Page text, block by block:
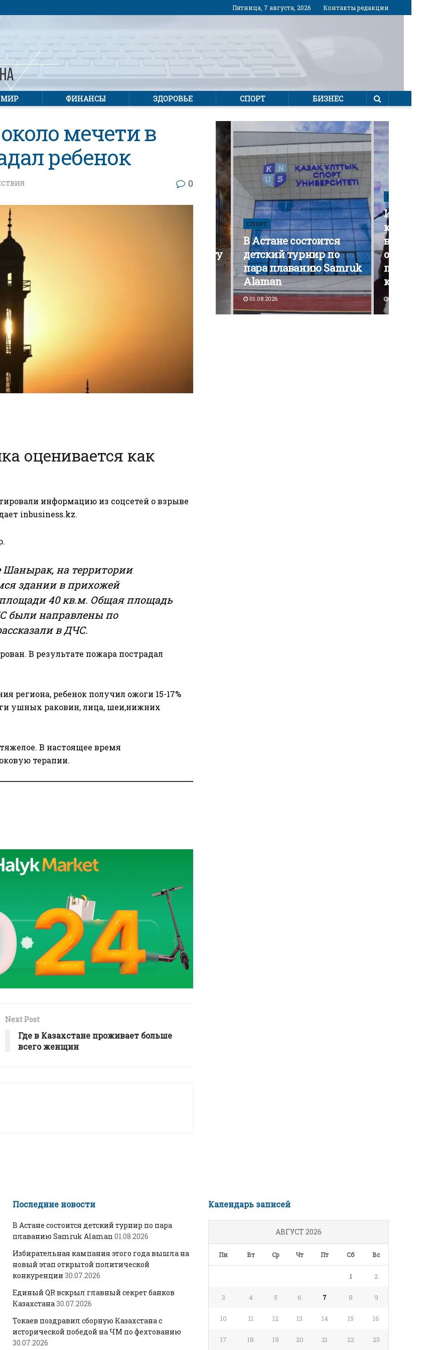
Пятница, 7 августа, 2026 Контакты редакции
МИР ФИНАНСЫ ЗДОРОВЬЕ СПОРТ БИЗНЕС
мечети в
ребенок
0
оценивается как
информацию из соцсетей о взрыве
inbusiness.kz.
Шанырак, на территории
здании в прихожей
40 кв.м. Общая площадь
были направлены по
в ДЧС.
В результате пожара пострадал
региона, ребенок получил ожоги 15-17%
ушных раковин, лица, шеи,нижних
В настоящее время
терапии.
Next Post
Где в Казахстане проживает больше
всего женщин
Wildberries начал охоту
СПОРТ
В Астане состоится
детский турнир по
пара плаванию Samruk
Alaman
01.08.2026
ПОЛИТИКА
кампания
вышла на
открытой
30.07.2026
Последние новости
В Астане состоится детский турнир по пара
плаванию Samruk Alaman 01.08.2026
Избирательная кампания этого года вышла на
новый этап открытой политической
конкуренции 30.07.2026
Единый QR вскрыл главный секрет банков
Казахстана30.07.2026
Токаев поздравил сборную Казахстана с
исторической победой на ЧМ по фехтованию
30.07.2026
Календарь записей
АВГУСТ 2026
Пн Вт Ср Чт Пт Сб Вс
1 2
3 4 5 6 7 8 9
10 11 12 13 14 15 16
17 18 19 20 21 22 23